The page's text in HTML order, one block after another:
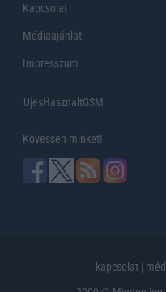
Kapcsolat
Médiaajánlat
Impresszum
UjesHasznaltGSM
Kövessen minket!
kapcsolat |